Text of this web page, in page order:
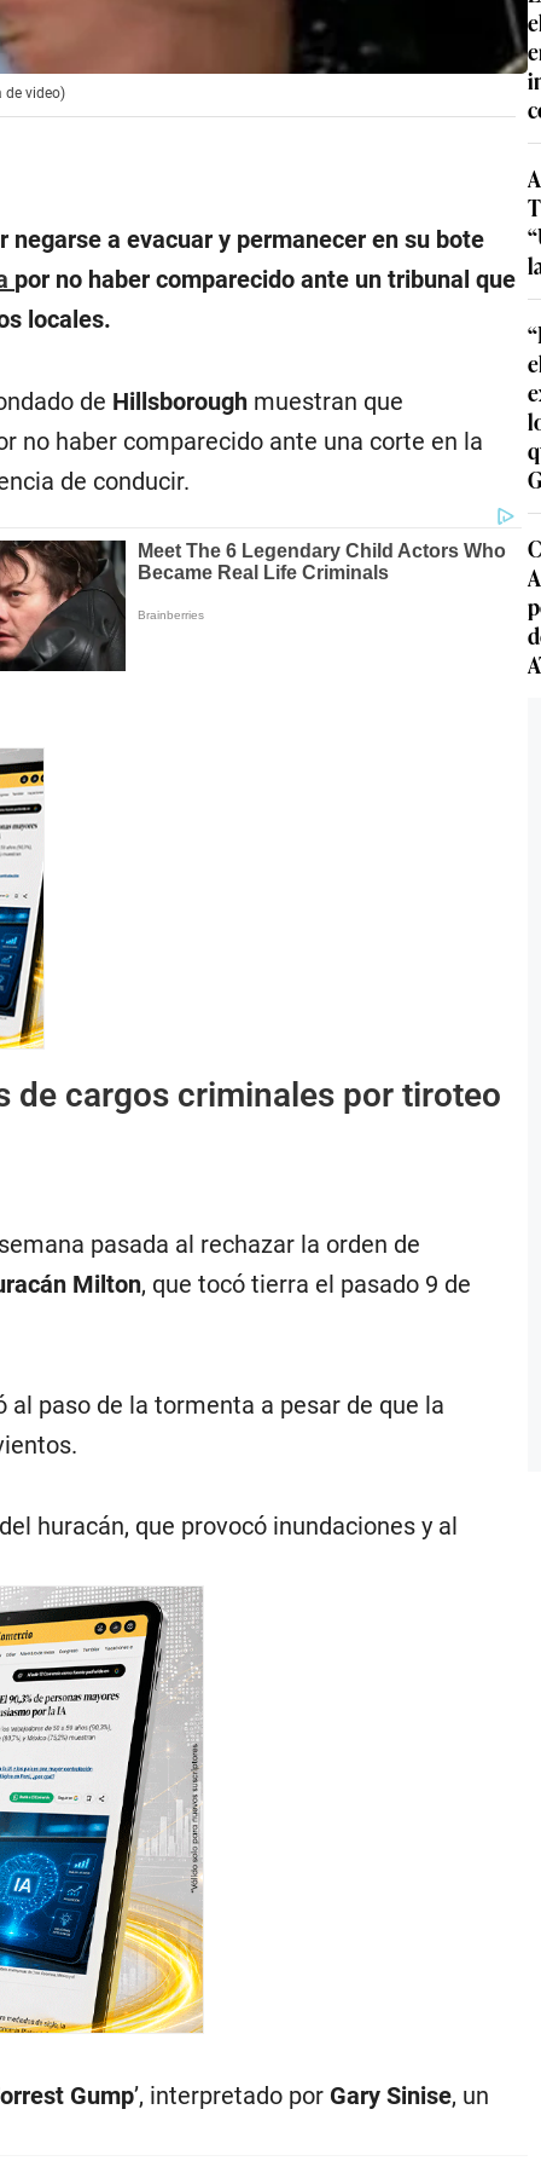
de video)
a evacuar y permanecer en su bote
por no haber comparecido ante un tribunal que
locales.
de Hillsborough muestran que
no haber comparecido ante una corte en la
de conducir.
de cargos criminales por tiroteo
pasada al rechazar la orden de
Milton, que tocó tierra el pasado 9 de
al paso de la tormenta a pesar de que la
huracán, que provocó inundaciones y al
Gump’, interpretado por Gary Sinise, un